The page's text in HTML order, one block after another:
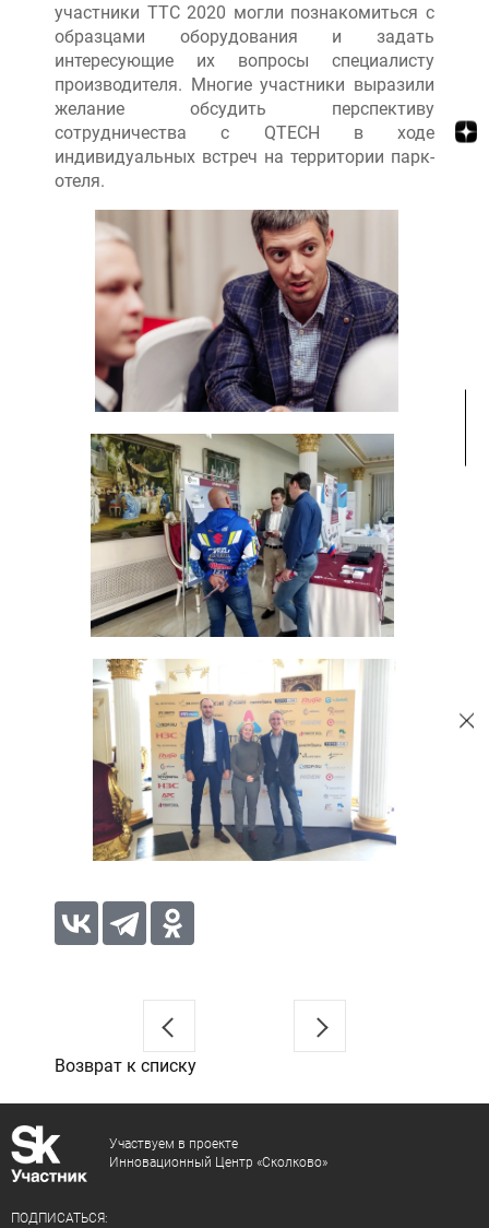
участники TTC 2020 могли познакомиться с
образцами оборудования и задать
интересующие их вопросы специалисту
производителя. Многие участники выразили
желание обсудить перспективу
сотрудничества с QTECH в ходе
индивидуальных встреч на территории парк-
отеля.
Возврат к списку
Участвуем в проекте
Инновационный Центр «Сколково»
ПОДПИСАТЬСЯ: